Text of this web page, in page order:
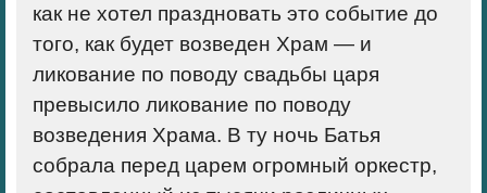
как не хотел праздновать это событие до
того, как будет возведен Храм — и
ликование по поводу свадьбы царя
превысило ликование по поводу
возведения Храма. В ту ночь Батья
собрала перед царем огромный оркестр,